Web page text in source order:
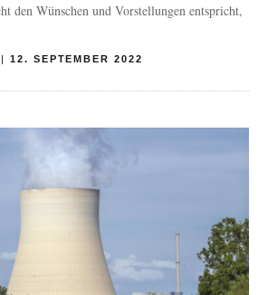
den Wünschen und Vorstellungen entspricht,
| 12. SEPTEMBER 2022